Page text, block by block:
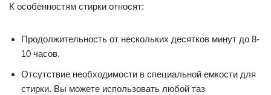
К особенностям стирки относят:
Продолжительность от нескольких десятков минут до 8-
10 часов.
Отсутствие необходимости в специальной емкости для
стирки. Вы можете использовать любой таз